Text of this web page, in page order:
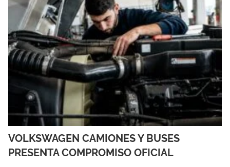
VOLKSWAGEN CAMIONES Y BUSES
PRESENTA COMPROMISO OFICIAL